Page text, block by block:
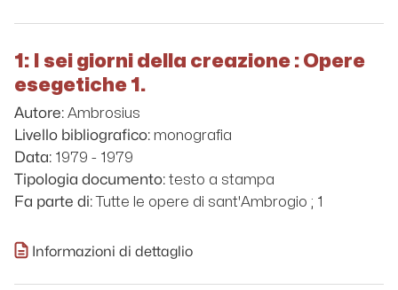
1: I sei giorni della creazione : Opere
esegetiche 1.
Autore: Ambrosius
Livello bibliografico: monografia
Data: 1979 - 1979
Tipologia documento: testo a stampa
Fa parte di: Tutte le opere di sant'Ambrogio ; 1
Informazioni di dettaglio